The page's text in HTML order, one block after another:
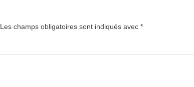
Les champs obligatoires sont indiqués avec*